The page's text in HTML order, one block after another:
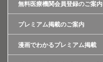
無料医療機関会員登録のご案内
プレミアム掲載のご案内
漫画でわかるプレミアム掲載